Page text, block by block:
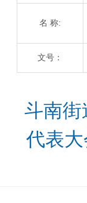
名 称:
文号：
斗南街
代表